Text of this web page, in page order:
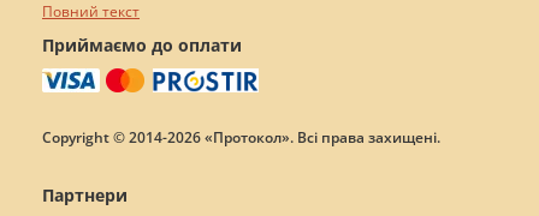
Повний текст
Приймаємо до оплати
Copyright © 2014-2026 «Протокол». Всі права захищені.
Партнери